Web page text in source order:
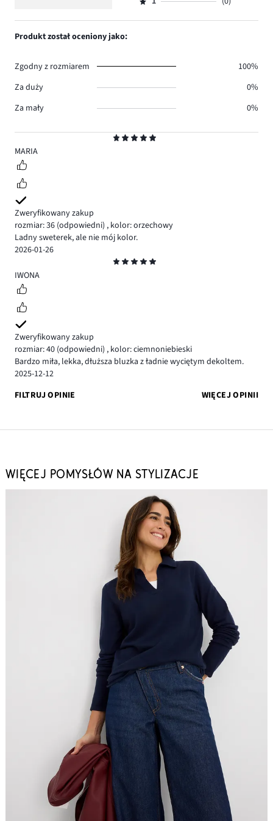
5
MARIA
Zweryfikowany zakup
rozmiar: 36 (odpowiedni) , kolor: orzechowy
Ladny sweterek, ale nie mój kolor.
2026-01-26
5
IWONA
Zweryfikowany zakup
rozmiar: 40 (odpowiedni) , kolor: ciemnoniebieski
Bardzo miła, lekka, dłuższa bluzka z ładnie wyciętym dekoltem.
2025-12-12
FILTRUJ OPINIE
WIĘCEJ OPINII
2,
Ocena
1,
Produkt został oceniony jako:
Zgodny z rozmiarem
100%
Za duży
0%
Za mały
0%
WIĘCEJ POMYSŁÓW NA STYLIZACJE